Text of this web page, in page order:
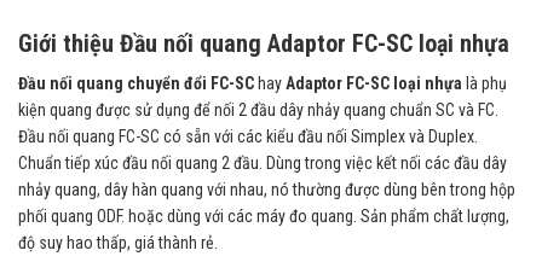
Giới thiệu Đầu nối quang Adaptor FC-SC loại nhựa
Đầu nối quang chuyển đổi FC-SChayAdaptor FC-SC loại nhựa là phụ
kiện quang được sử dụng để nối 2 đầu dây nhảy quang chuẩn SC và FC.
Đầu nối quang FC-SC có sẵn với các kiểu đầu nối Simplex và Duplex.
Chuẩn tiếp xúc đầu nối quang 2 đầu. Dùng trong việc kết nối các đầu dây
nhảy quang, dây hàn quang với nhau, nó thường được dùng bên trong hộp
phối quang ODF. hoặc dùng với các máy đo quang. Sản phẩm chất lượng,
độ suy hao thấp, giá thành rẻ.